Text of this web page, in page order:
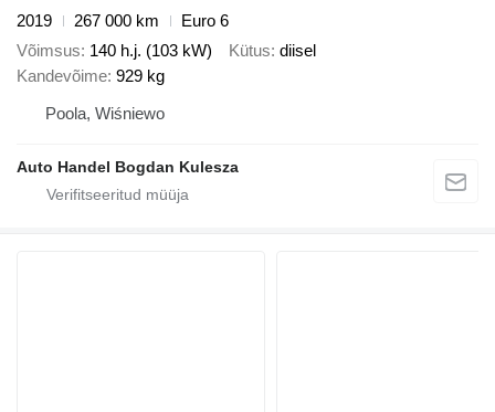
2019
267 000 km
Euro 6
Võimsus 140 h.j. (103 kW) Kütus diisel
Kandevõime 929 kg
Poola, Wiśniewo
Auto Handel Bogdan Kulesza